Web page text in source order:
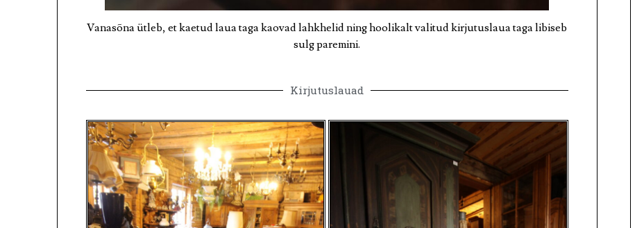
Vanasõna ütleb, et kaetud laua taga kaovad lahkhelid ning hoolikalt valitud kirjutuslaua taga libiseb
sulg paremini.
Kirjutuslauad